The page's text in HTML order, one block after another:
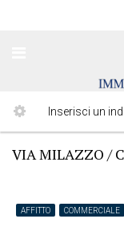
VIA MILAZZO /
AFFITTO COMMERCIALE